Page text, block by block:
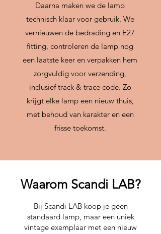
Daarna maken we de lamp
technisch klaar voor gebruik. We
vernieuwen de bedrading en E27
fitting, controleren de lamp nog
een laatste keer en verpakken hem
zorgvuldig voor verzending,
inclusief track & trace code. Zo
krijgt elke lamp een nieuw thuis,
met behoud van karakter en een
frisse toekomst.
Waarom Scandi LAB?
Bij Scandi LAB koop je geen
standaard lamp, maar een uniek
vintage exemplaar met een nieuw